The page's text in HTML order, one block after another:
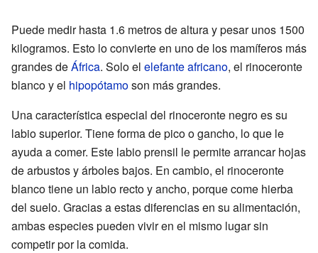
Puede medir hasta 1.6 metros de altura y pesar unos 1500
kilogramos. Esto lo convierte en uno de los mamíferos más
grandes deÁfrica. Solo el elefante africano, el rinoceronte
blanco y el hipopótamoson más grandes.
Una característica especial del rinoceronte negro es su
labio superior. Tiene forma de pico o gancho, lo que le
ayuda a comer. Este labio prensil le permite arrancar hojas
de arbustos y árboles bajos. En cambio, el rinoceronte
blanco tiene un labio recto y ancho, porque come hierba
del suelo. Gracias a estas diferencias en su alimentación,
ambas especies pueden vivir en el mismo lugar sin
competir por la comida.